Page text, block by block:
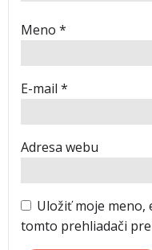
Meno *
E-mail *
Adresa webu
Uložiť moje meno,
tomto prehliadači